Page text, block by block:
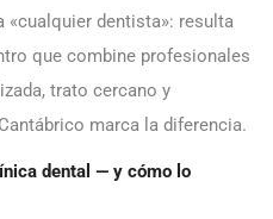
«cualquier dentista»: resulta
que combine profesionales
trato cercano y
marca la diferencia.
dental — y cómo lo